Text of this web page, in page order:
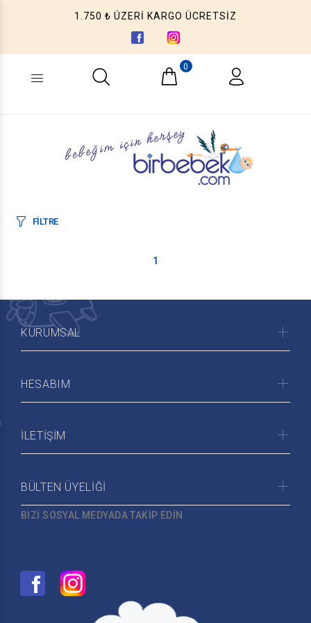
1.750 ₺ ÜZERİ KARGO ÜCRETSİZ
Ne aramıştınız? (Ürün, Kategori ...)
0
FİLTRE
1
KURUMSAL
HESABIM
İLETİŞİM
BÜLTEN ÜYELİĞİ
BİZİ SOSYAL MEDYADA TAKİP EDİN